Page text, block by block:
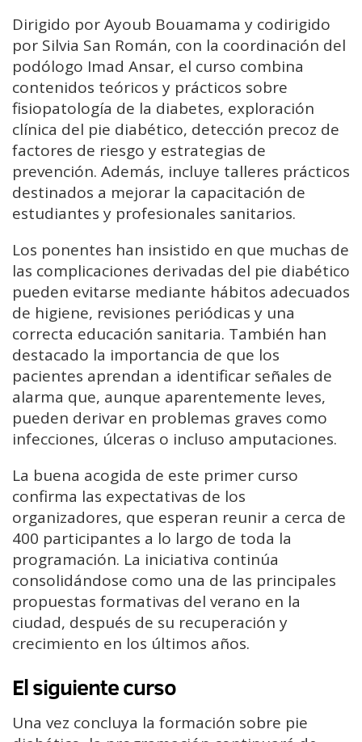
Dirigido por Ayoub Bouamama y codirigido
por Silvia San Román, con la coordinación del
podólogo Imad Ansar, el curso combina
contenidos teóricos y prácticos sobre
fisiopatología de la diabetes, exploración
clínica del pie diabético, detección precoz de
factores de riesgo y estrategias de
prevención. Además, incluye talleres prácticos
destinados a mejorar la capacitación de
estudiantes y profesionales sanitarios.
Los ponentes han insistido en que muchas de
las complicaciones derivadas del pie diabético
pueden evitarse mediante hábitos adecuados
de higiene, revisiones periódicas y una
correcta educación sanitaria. También han
destacado la importancia de que los
pacientes aprendan a identificar señales de
alarma que, aunque aparentemente leves,
pueden derivar en problemas graves como
infecciones, úlceras o incluso amputaciones.
La buena acogida de este primer curso
confirma las expectativas de los
organizadores, que esperan reunir a cerca de
400 participantes a lo largo de toda la
programación. La iniciativa continúa
consolidándose como una de las principales
propuestas formativas del verano en la
ciudad, después de su recuperación y
crecimiento en los últimos años.
El siguiente curso
Una vez concluya la formación sobre pie